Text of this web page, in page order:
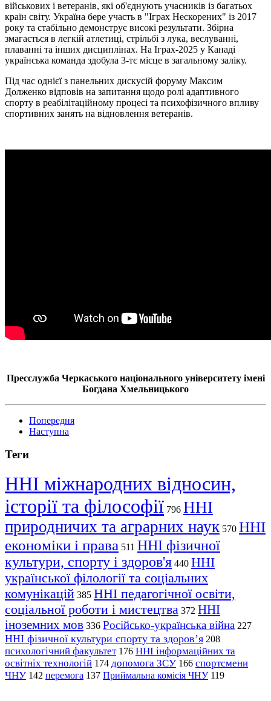
військових і ветеранів, які об'єднують учасників із багатьох
країн світу. Україна бере участь в "Іграх Нескорених" із 2017
року та стабільно демонструє високі результати. Збірна
змагається в легкій атлетиці, стрільбі з лука, веслуванні,
плаванні та інших дисциплінах. На Іграх-2025 у Канаді
українська команда здобула 3-тє місце в загальному заліку.
Під час однієї з панельних дискусій форуму Максим
Долженко відповів на запитання щодо ролі адаптивного
спорту в реабілітаційному процесі та психофізичного впливу
спортивних занять на відновлення ветеранів.
Пресслужба Черкаського національного університету імені
Богдана Хмельницького
Попередня
Наступна
Теги
ННІ міжнародних відносин,
історії та філософії 796 ННІ
природничих та аграрних наук 570 ННІ
економіки і права 511 ННІ фізичної
культури, спорту і здоров'я 440 ННІ
української філології та соціальних
комунікацій 385 ННІ педагогічної освіти,
соціальної роботи і мистецтва 372 ННІ
іноземних мов 336 Російсько-українська війна 227
ННІ фізичної культури спорту та здоров’я 208
психологічний факультет 176 ННІ інформаційних та
освітніх технологій 174 допомога ЗСУ 166 спортсмени
ЧНУ 142 перемога 137 Приймальна комісія ЧНУ 119